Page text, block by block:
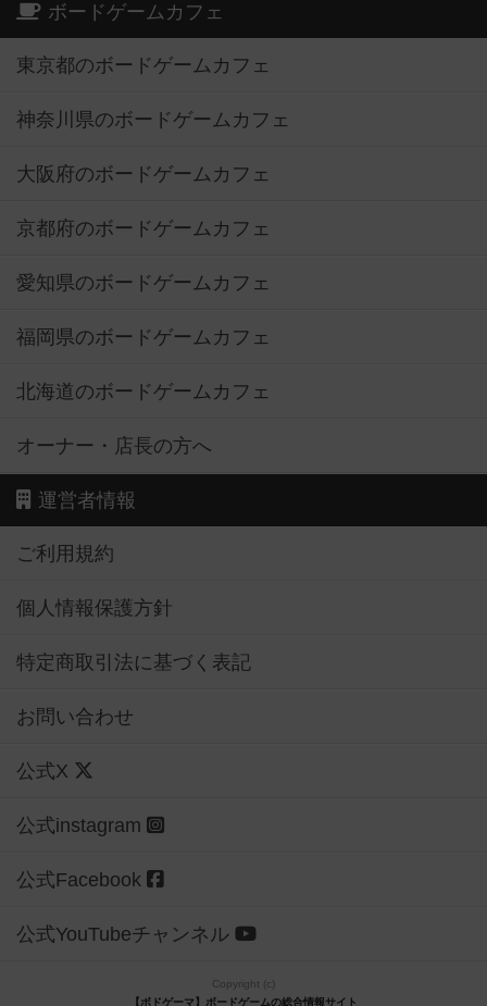
ボードゲームカフェ
東京都のボードゲームカフェ
神奈川県のボードゲームカフェ
大阪府のボードゲームカフェ
京都府のボードゲームカフェ
愛知県のボードゲームカフェ
福岡県のボードゲームカフェ
北海道のボードゲームカフェ
オーナー・店長の方へ
運営者情報
ご利用規約
個人情報保護方針
特定商取引法に基づく表記
お問い合わせ
公式X
公式instagram
公式Facebook
公式YouTubeチャンネル
Copyright (c)
【ボドゲーマ】ボードゲームの総合情報サイト